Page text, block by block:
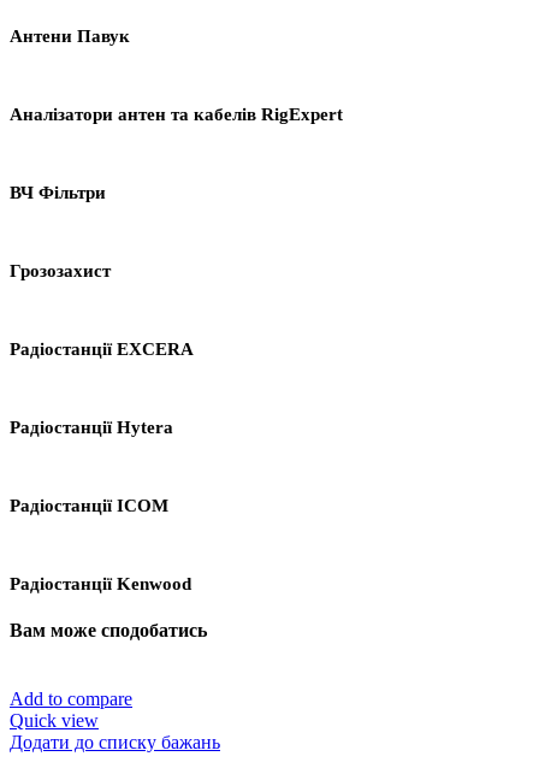
Антени Павук
Аналізатори антен та кабелів RigExpert
ВЧ Фільтри
Грозозахист
Радіостанції EXCERA
Радіостанції Hytera
Радіостанції ICOM
Радіостанції Kenwood
Вам може сподобатись
Add to compare
Quick view
Додати до списку бажань